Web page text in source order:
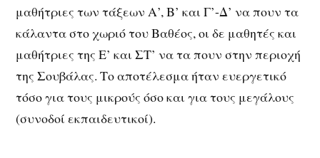
μαθήτριες των τάξεων Α’, Β’ και Γ’-Δ’ να πουν τα
κάλαντα στο χωριό του Βαθέος, οι δε μαθητές και
μαθήτριες της Ε’ και ΣΤ’ να τα πουν στην περιοχή
της Σουβάλας. Το αποτέλεσμα ήταν ευεργετικό
τόσο για τους μικρούς όσο και για τους μεγάλους
(συνοδοί εκπαιδευτικοί).